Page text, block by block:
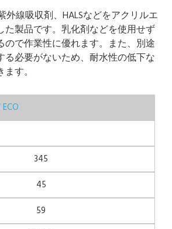
外線吸収剤、HALSなどをアクリルエ
た製品です。乳化剤などを使用せず
ので作業性に優れます。また、別途
る必要がないため、耐水性の低下な
す。
345
45
59